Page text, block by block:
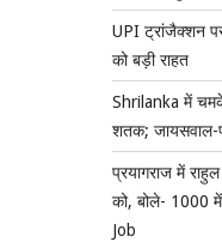
UPI ट्रांजैक्शन
को बड़ी राहत
Shrilanka में
शतक; जायसवाल-
प्रयागराज में
को, बोले- 1000
Job